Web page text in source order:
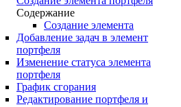
Содержание
Создание элемента
Добавление задач в элемент
портфеля
Изменение статуса элемента
портфеля
График сгорания
Редактирование портфеля и